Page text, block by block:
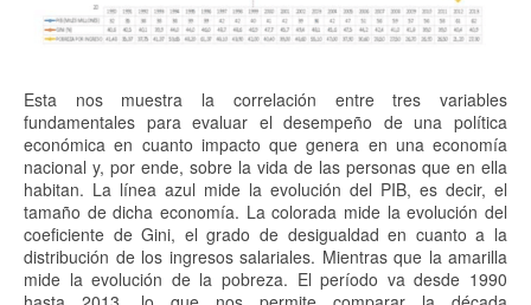
Esta nos muestra la correlación entre tres variables
fundamentales para evaluar el desempeño de una política
económica en cuanto impacto que genera en una economía
nacional y, por ende, sobre la vida de las personas que en ella
habitan. La línea azul mide la evolución del PIB, es decir, el
tamaño de dicha economía. La colorada mide la evolución del
coeficiente de Gini, el grado de desigualdad en cuanto a la
distribución de los ingresos salariales. Mientras que la amarilla
mide la evolución de la pobreza. El período va desde 1990